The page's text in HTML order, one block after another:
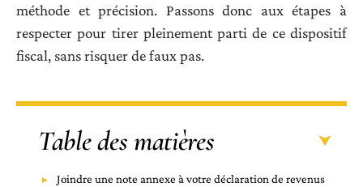
méthode et précision. Passons donc aux étapes à
respecter pour tirer pleinement parti de ce dispositif
fiscal, sans risquer de faux pas.
Table des matières
Joindre une note annexe à votre déclaration de revenus